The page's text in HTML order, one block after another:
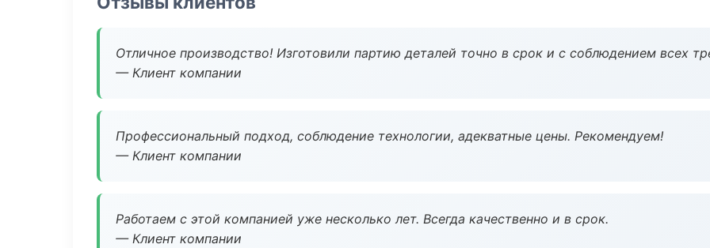
Отличное производство! Изготовили партию деталей точно в срок и с соблюдением всех
— Клиент компании
Профессиональный подход, соблюдение технологии, адекватные цены. Рекомендуем!
— Клиент компании
Работаем с этой компанией уже несколько лет. Всегда качественно и в срок.
— Клиент компании